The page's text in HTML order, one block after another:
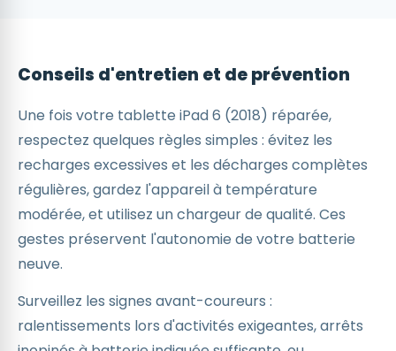
Conseils d'entretien et de prévention
Une fois votre tablette iPad 6 (2018) réparée,
respectez quelques règles simples : évitez les
recharges excessives et les décharges complètes
régulières, gardez l'appareil à température
modérée, et utilisez un chargeur de qualité. Ces
gestes préservent l'autonomie de votre batterie
neuve.
Surveillez les signes avant-coureurs :
ralentissements lors d'activités exigeantes, arrêts